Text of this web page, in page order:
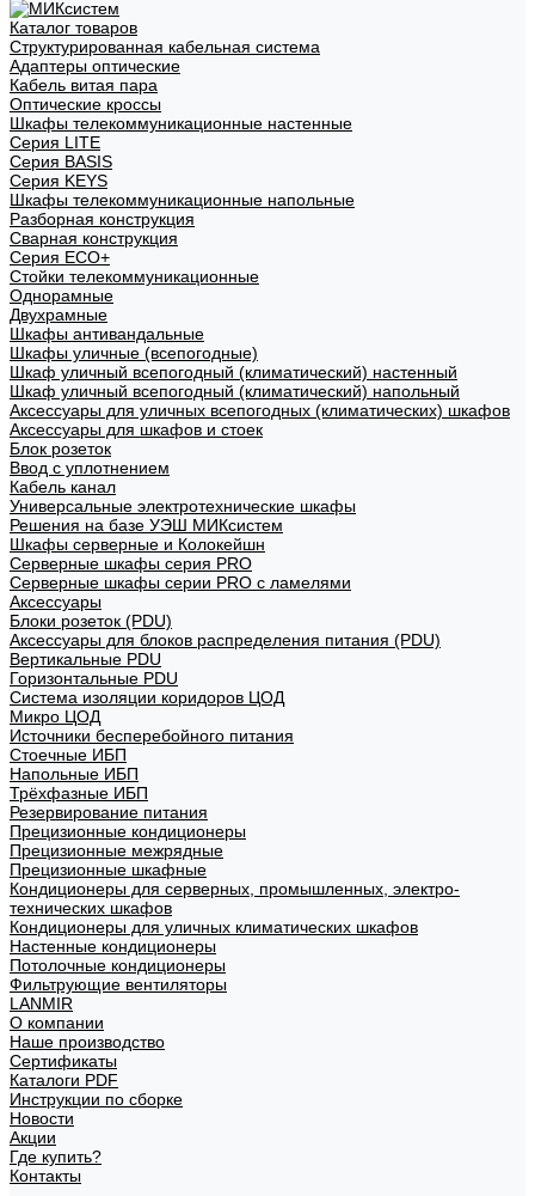
Каталог товаров
Структурированная кабельная система
Адаптеры оптические
Кабель витая пара
Оптические кроссы
Шкафы телекоммуникационные настенные
Cерия LITE
Cерия BASIS
Cерия KEYS
Шкафы телекоммуникационные напольные
Разборная конструкция
Сварная конструкция
Серия ECO+
Стойки телекоммуникационные
Однорамные
Двухрамные
Шкафы антивандальные
Шкафы уличные (всепогодные)
Шкаф уличный всепогодный (климатический) настенный
Шкаф уличный всепогодный (климатический) напольный
Аксессуары для уличных всепогодных (климатических) шкафов
Аксессуары для шкафов и стоек
Блок розеток
Ввод с уплотнением
Кабель канал
Универсальные электротехнические шкафы
Решения на базе УЭШ МИКсистем
Шкафы серверные и Колокейшн
Серверные шкафы серия PRO
Серверные шкафы серии PRO с ламелями
Аксессуары
Блоки розеток (PDU)
Аксессуары для блоков распределения питания (PDU)
Вертикальные PDU
Горизонтальные PDU
Система изоляции коридоров ЦОД
Микро ЦОД
Источники бесперебойного питания
Стоечные ИБП
Напольные ИБП
Трёхфазные ИБП
Резервирование питания
Прецизионные кондиционеры
Прецизионные межрядные
Прецизионные шкафные
Кондиционеры для серверных, промышленных, электро-
технических шкафов
Кондиционеры для уличных климатических шкафов
Настенные кондиционеры
Потолочные кондиционеры
Фильтрующие вентиляторы
LANMIR
О компании
Наше производство
Сертификаты
Каталоги PDF
Инструкции по сборке
Новости
Акции
Где купить?
Контакты